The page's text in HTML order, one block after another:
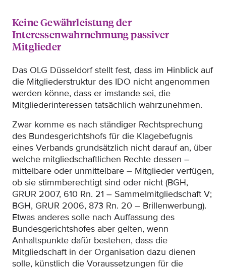
Keine Gewährleistung der
Interessenwahrnehmung passiver
Mitglieder
Das OLG Düsseldorf stellt fest, dass im Hinblick auf
die Mitgliederstruktur des IDO nicht angenommen
werden könne, dass er imstande sei, die
Mitgliederinteressen tatsächlich wahrzunehmen.
Zwar komme es nach ständiger Rechtsprechung
des Bundesgerichtshofs für die Klagebefugnis
eines Verbands grundsätzlich nicht darauf an, über
welche mitgliedschaftlichen Rechte dessen –
mittelbare oder unmittelbare – Mitglieder verfügen,
ob sie stimmberechtigt sind oder nicht (BGH,
GRUR 2007, 610 Rn. 21 – Sammelmitgliedschaft V;
BGH, GRUR 2006, 873 Rn. 20 – Brillenwerbung).
Etwas anderes solle nach Auffassung des
Bundesgerichtshofes aber gelten, wenn
Anhaltspunkte dafür bestehen, dass die
Mitgliedschaft in der Organisation dazu dienen
solle, künstlich die Voraussetzungen für die